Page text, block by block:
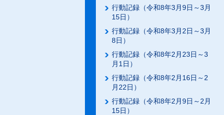
行動記録（令和8年3月9日～3月
15日）
行動記録（令和8年3月2日～3月
8日）
行動記録（令和8年2月23日～3
月1日）
行動記録（令和8年2月16日～2
月22日）
行動記録（令和8年2月9日～2月
15日）